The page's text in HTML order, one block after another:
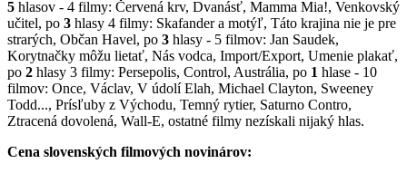
5 hlasov - 4 filmy: Červená krv, Dvanásť, Mamma Mia!, Venkovský
učitel, po 3 hlasy 4 filmy: Skafander a motýľ, Táto krajina nie je pre
strarých, Občan Havel, po 3 hlasy - 5 filmov: Jan Saudek,
Korytnačky môžu lietať, Nás vodca, Import/Export, Umenie plakať,
po 2 hlasy 3 filmy: Persepolis, Control, Austrália, po 1 hlase - 10
filmov: Once, Václav, V údolí Elah, Michael Clayton, Sweeney
Todd..., Prísľuby z Východu, Temný rytier, Saturno Contro,
Ztracená dovolená, Wall-E, ostatné filmy nezískali nijaký hlas.
Cena slovenských filmových novinárov: